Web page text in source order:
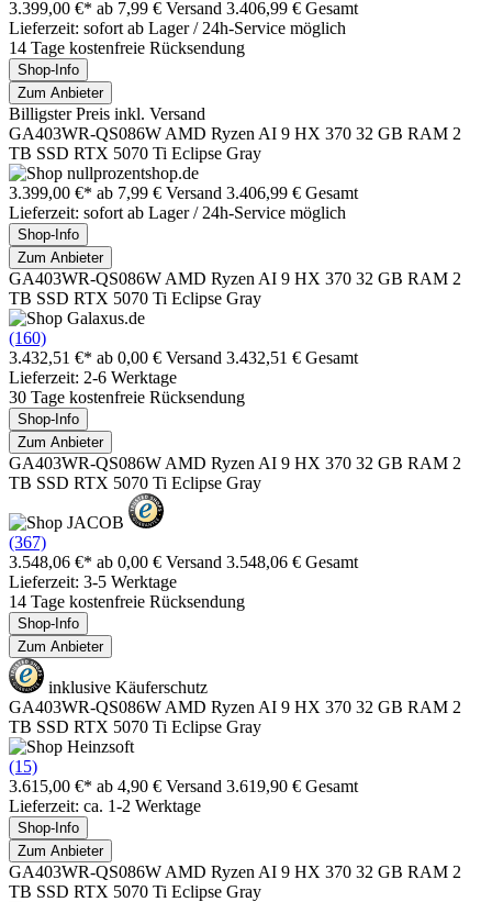
3.399,00 €* ab 7,99 € Versand 3.406,99 € Gesamt
Lieferzeit: sofort ab Lager / 24h-Service möglich
14 Tage kostenfreie Rücksendung
Shop-Info
Zum Anbieter
Billigster Preis inkl. Versand
GA403WR-QS086W AMD Ryzen AI 9 HX 370 32 GB RAM 2
TB SSD RTX 5070 Ti Eclipse Gray
3.399,00 €* ab 7,99 € Versand 3.406,99 € Gesamt
Lieferzeit: sofort ab Lager / 24h-Service möglich
Shop-Info
Zum Anbieter
GA403WR-QS086W AMD Ryzen AI 9 HX 370 32 GB RAM 2
TB SSD RTX 5070 Ti Eclipse Gray
(160)
3.432,51 €* ab 0,00 € Versand 3.432,51 € Gesamt
Lieferzeit: 2-6 Werktage
30 Tage kostenfreie Rücksendung
Shop-Info
Zum Anbieter
GA403WR-QS086W AMD Ryzen AI 9 HX 370 32 GB RAM 2
TB SSD RTX 5070 Ti Eclipse Gray
(367)
3.548,06 €* ab 0,00 € Versand 3.548,06 € Gesamt
Lieferzeit: 3-5 Werktage
14 Tage kostenfreie Rücksendung
Shop-Info
Zum Anbieter
inklusive Käuferschutz
GA403WR-QS086W AMD Ryzen AI 9 HX 370 32 GB RAM 2
TB SSD RTX 5070 Ti Eclipse Gray
(15)
3.615,00 €* ab 4,90 € Versand 3.619,90 € Gesamt
Lieferzeit: ca. 1-2 Werktage
Shop-Info
Zum Anbieter
GA403WR-QS086W AMD Ryzen AI 9 HX 370 32 GB RAM 2
TB SSD RTX 5070 Ti Eclipse Gray